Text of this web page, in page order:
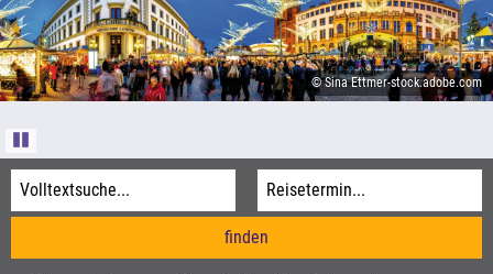
Informationen
Agentur-Login
© Sina Ettmer-stock.adobe.com